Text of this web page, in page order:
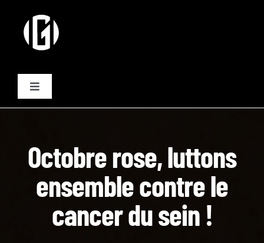
contenu
Toggle
Formules
Plannings
Octobre rose, luttons
ensemble contre le
cancer du sein !